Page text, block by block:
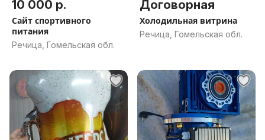
10 000 р.
Сайт спортивного
питания
Речица, Гомельская обл.
Договорная
Холодильная витрина
Речица, Гомельская обл.